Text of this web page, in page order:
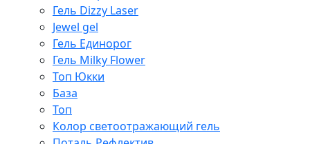
Гель Dizzy Laser
Jewel gel
Гель Единорог
Гель Milky Flower
Топ Юкки
База
Топ
Колор светоотражающий гель